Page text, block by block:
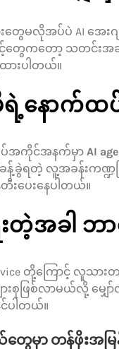
းတွေမလိုအပ်ပဲ AI အေ
င့်တွေကတော့ သတင်း
းပါတယ်။
မိမိရဲ့နေ
အကိုင်အနက်မှာ AI
ခန့်ခွဲရတဲ့ လူ့အခန်းက
ေးနေပါတယ်။
းတဲ့အခါ
Service တို့ကြောင့် လူ
ျားစုဖြစ်လာမယ်လို့ မ
ပါတယ်။
ေမှာ တန်ဖိုးအမ